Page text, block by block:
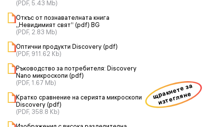
(PDF, 5.43 Mb)
Откъс от познавателната книга
„Невидимият свят“ (pdf) BG
(PDF, 2.83 Mb)
Оптични продукти Discovery (pdf)
(PDF, 911.62 Kb)
Ръководство за потребителя: Discovery
Nano микроскопи (pdf)
(PDF, 1.67 Mb)
Кратко сравнение на серията микроскопи
Discovery (pdf)
(PDF, 358.8 Kb)
щракнете за
изтегляне